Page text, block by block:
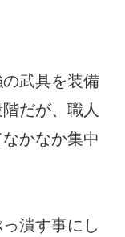
武具を装備
だが、職人
かなか集中
潰す事にし